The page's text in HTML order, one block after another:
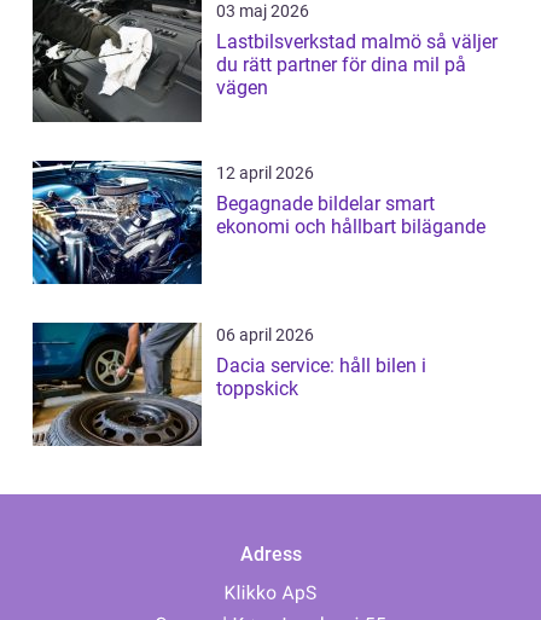
03 maj 2026
Lastbilsverkstad malmö så väljer
du rätt partner för dina mil på
vägen
12 april 2026
Begagnade bildelar smart
ekonomi och hållbart bilägande
06 april 2026
Dacia service: håll bilen i
toppskick
Adress